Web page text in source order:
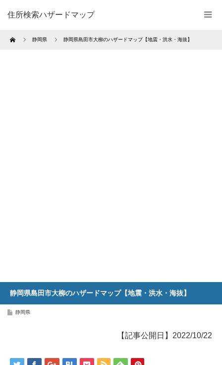
住所検索ハザードマップ
Home 静岡県 静岡県島田市大柳のハザードマップ【地震・洪水・海抜】
静岡県島田市大柳のハザードマップ【地震・洪水・海抜】
静岡県
【記事公開日】2022/10/22